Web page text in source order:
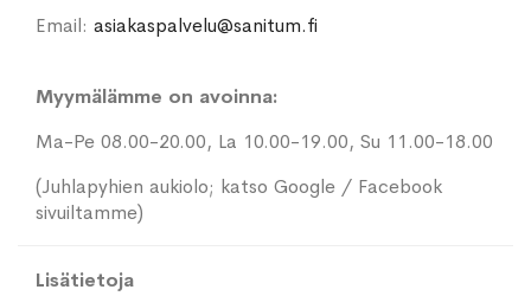
Email: asiakaspalvelu@sanitum.fi
Myymälämme on avoinna:
Ma-Pe 08.00-20.00, La 10.00-19.00, Su 11.00-18.00
(Juhlapyhien aukiolo; katso Google / Facebook
sivuiltamme)
Lisätietoja